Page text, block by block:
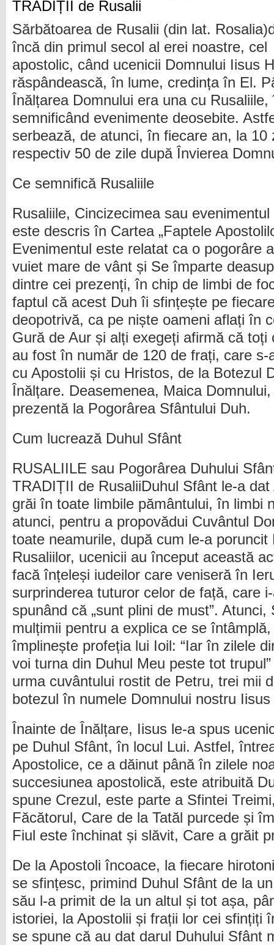
Sărbătoarea de Rusalii (din lat.
încă din primul secol al erei noastre, cel
apostolic, când ucenicii Domnului Iisus
răspândească, în lume, credința în El.
Înălțarea Domnului era una cu
semnificând evenimente deosebite.
serbează, de atunci, în fiecare an, la 10
respectiv 50 de zile după Învierea
Ce semnifică Rusaliile
Rusaliile, Cincizecimea sau
este descris în Cartea „Faptele
Evenimentul este relatat ca o pogorâre
vuiet mare de vânt și Se împarte
dintre cei prezenți, în chip de limbi de
faptul că acest Duh îi sfințește pe
deopotrivă, ca pe niște oameni aflați în
Gură de Aur și alți exegeți afirmă că toți
au fost în număr de 120 de frați, care
cu Apostolii și cu Hristos, de la Botezul
Înălțare. Deasemenea, Maica
prezentă la Pogorârea Sfântului Duh.
Cum lucrează Duhul Sfânt
RUSALIILE sau Pogorârea Duhului
TRADIȚII de RusaliiDuhul Sfânt le-a
grăi în toate limbile pământului, în limbi
atunci, pentru a propovădui Cuvântul
toate neamurile, după cum le-a
Rusaliilor, ucenicii au început această
facă înțeleși iudeilor care veniseră în
surprinderea tuturor celor de față, care
spunând că „sunt plini de must”.
mulțimii pentru a explica ce se
împlinește profeția lui Ioil: “Iar în zilele
voi turna din Duhul Meu peste tot
urma cuvântului rostit de Petru, trei mii
botezul în numele Domnului nostru
Înainte de Înălțare, Iisus le-a spus
pe Duhul Sfânt, în locul Lui. Astfel,
Apostolice, ce a dăinut până în zilele
succesiunea apostolică, este atribuită
spune Crezul, este parte a Sfintei
Făcătorul, Care de la Tatăl purcede și
Fiul este închinat și slăvit, Care a grăit
De la Apostoli încoace, la fiecare
se sfințesc, primind Duhul Sfânt de la
său l-a primit de la un altul și tot așa,
istoriei, la Apostolii și frații lor cei sfințiți
se spune că au dat darul Duhului Sfânt